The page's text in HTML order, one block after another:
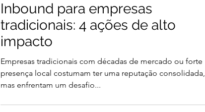
Inbound para empresas
tradicionais: 4 ações de alto
impacto
Empresas tradicionais com décadas de mercado ou forte
presença local costumam ter uma reputação consolidada,
mas enfrentam um desafio...